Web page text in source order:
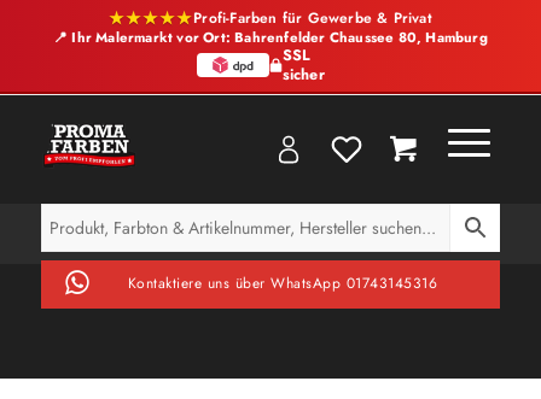
★★★★★Profi-Farben für Gewerbe & Privat
📍 Ihr Malermarkt vor Ort: Bahrenfelder Chaussee 80, Hamburg
SSL
sicher
Kontaktiere uns über WhatsApp 01743145316